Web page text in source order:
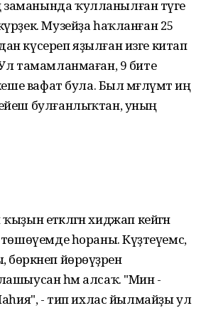
ҡулланылған тәүге
Музейҙа һаҡланған 25
күсереп яҙылған изге китап
тамамланмаған, 9 бите
вафат була. Был мәғлүмәт иң
булғанлыҡтан, уның
ҡыҙын етәкләгән хиджап кейгән
һораны. Күҙәтеүемсә,
йөрөүҙәренә
һәм алсаҡ. "Мин -
- тип ихлас йылмайҙы ул